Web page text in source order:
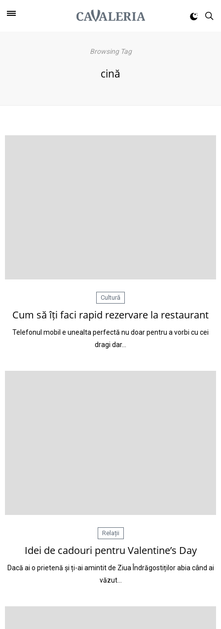
Browsing Tag
cină
Cultură
Cum să îți faci rapid rezervare la restaurant
Telefonul mobil e unealta perfectă nu doar pentru a vorbi cu cei
dragi dar…
Relații
Idei de cadouri pentru Valentine’s Day
Dacă ai o prietenă și ți-ai amintit de Ziua Îndrăgostiților abia când ai
văzut…